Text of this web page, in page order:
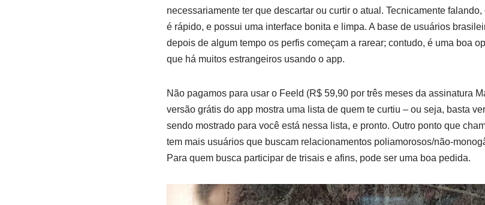
necessariamente ter que descartar ou curtir o atual. Tecnicamente
é rápido, e possui uma interface bonita e limpa. A base de usuários
depois de algum tempo os perfis começam a rarear; contudo, é uma boa
que há muitos estrangeiros usando o app.
Não pagamos para usar o Feeld (R$ 59,90 por três meses da assinatura
versão grátis do app mostra uma lista de quem te curtiu – ou seja, basta
sendo mostrado para você está nessa lista, e pronto. Outro ponto que
tem mais usuários que buscam relacionamentos poliamorosos/não-
Para quem busca participar de trisais e afins, pode ser uma boa pedida.